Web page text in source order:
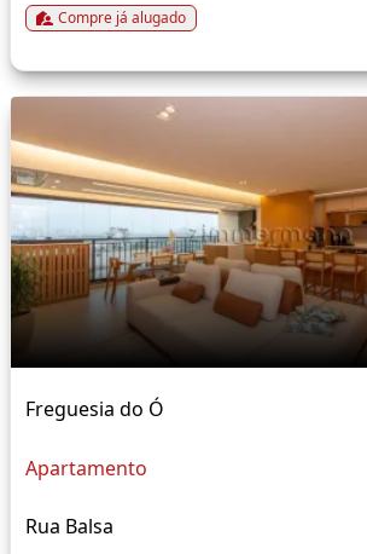
Compre já alugado
Freguesia do Ó
Apartamento
Rua Balsa